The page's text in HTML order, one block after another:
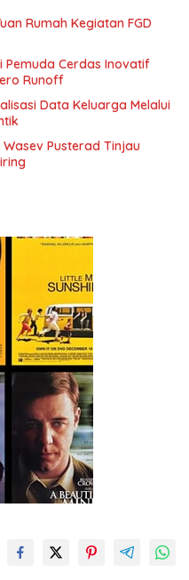
Rumah Kegiatan FGD
Pemuda Cerdas Inovatif
Runoff
Data Keluarga Melalui
Pusterad Tinjau